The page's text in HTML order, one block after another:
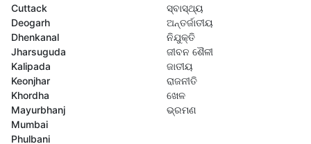
Cuttack
Deogarh
Dhenkanal
Jharsuguda
Kalipada
Keonjhar
Khordha
Mayurbhanj
Mumbai
Phulbani
ସ୍ବାସ୍ଥ୍ୟ
ଅନ୍ତର୍ଜାତୀୟ
ନିଯୁକ୍ତି
ଜୀବନ ଶୈଳୀ
ଜାତୀୟ
ରାଜନୀତି
ଖେଳ
ଭ୍ରମଣ